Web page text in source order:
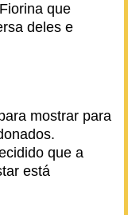
que
deles e
mostrar para
que a
está